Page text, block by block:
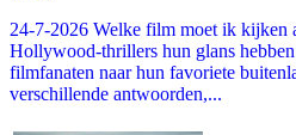
24-7-2026 Welke film moet ik kijken
Hollywood-thrillers hun glans
filmfanaten naar hun favoriete
verschillende antwoorden,...